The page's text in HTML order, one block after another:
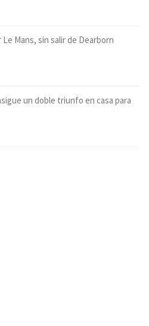
Mans, sin salir de Dearborn
un doble triunfo en casa para